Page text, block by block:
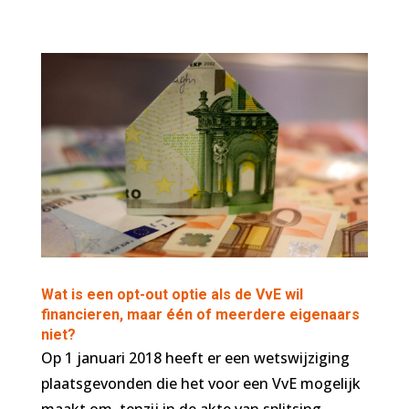
Wat is een opt-out optie als de VvE wil
financieren, maar één of meerdere eigenaars
niet?
Op 1 januari 2018 heeft er een wetswijziging
plaatsgevonden die het voor een VvE mogelijk